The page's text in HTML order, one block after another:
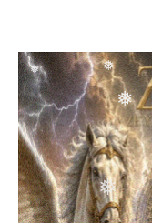
❅
❅